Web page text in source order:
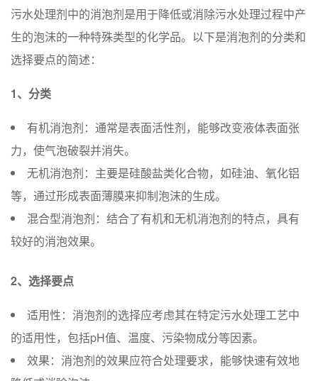
污水处理剂中的消泡剂是用于降低或消除污水处理过程中产
生的泡沫的一种特殊类型的化学品。以下是消泡剂的分类和
选择要点的简述：
1、分类
有机消泡剂：通常是表面活性剂，能够改变液体表面张
力，使气泡破裂并消失。
无机消泡剂：主要是硅酸盐类化合物，如硅油、氧化铝
等，通过形成表面薄膜来抑制泡沫的生成。
混合型消泡剂：结合了有机和无机消泡剂的特点，具有
较好的消泡效果。
2、选择要点
适用性：消泡剂的选择应考虑其在特定污水处理工艺中
的适用性，包括pH值、温度、污染物成分等因素。
效果：消泡剂的效果应符合处理要求，能够快速有效地